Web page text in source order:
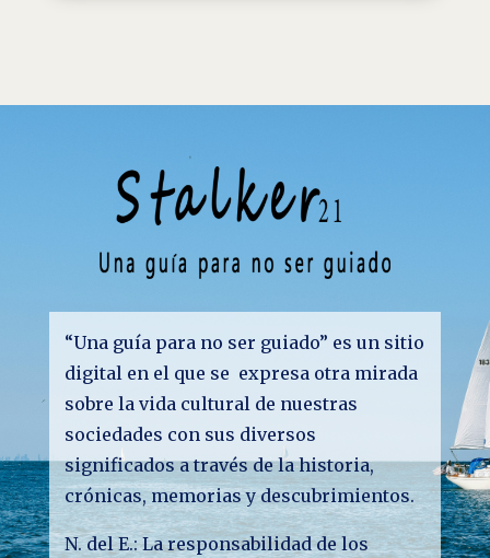
“Una guía para no ser guiado” es un sitio
digital en el que se expresa otra mirada
sobre la vida cultural de nuestras
sociedades con sus diversos
significados a través de la historia,
crónicas, memorias y descubrimientos.
N. del E.: La responsabilidad de los